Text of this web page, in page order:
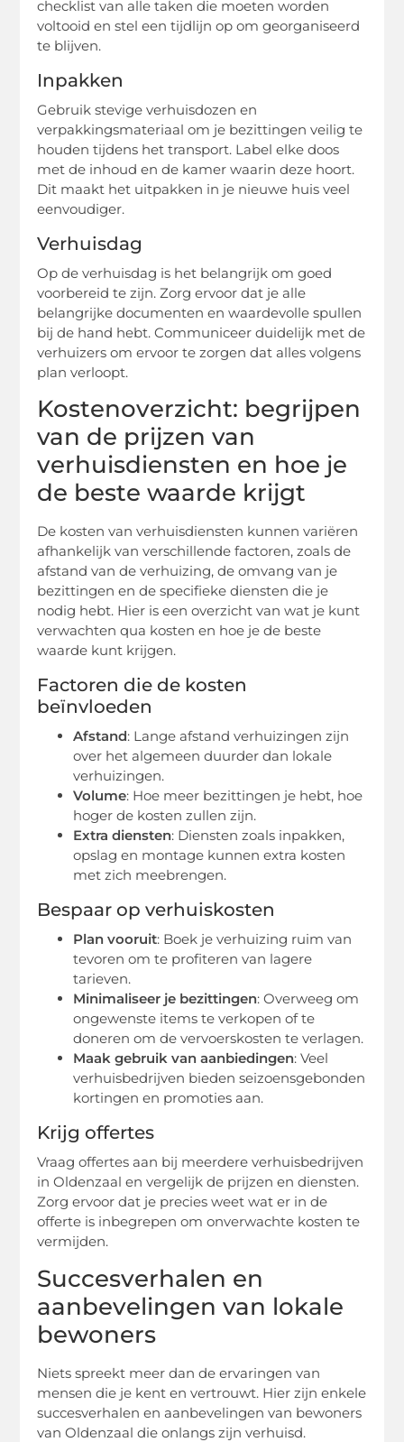
checklist van alle taken die moeten worden
voltooid en stel een tijdlijn op om georganiseerd
te blijven.
Inpakken
Gebruik stevige verhuisdozen en
verpakkingsmateriaal om je bezittingen veilig te
houden tijdens het transport. Label elke doos
met de inhoud en de kamer waarin deze hoort.
Dit maakt het uitpakken in je nieuwe huis veel
eenvoudiger.
Verhuisdag
Op de verhuisdag is het belangrijk om goed
voorbereid te zijn. Zorg ervoor dat je alle
belangrijke documenten en waardevolle spullen
bij de hand hebt. Communiceer duidelijk met de
verhuizers om ervoor te zorgen dat alles volgens
plan verloopt.
Kostenoverzicht: begrijpen
van de prijzen van
verhuisdiensten en hoe je
de beste waarde krijgt
De kosten van verhuisdiensten kunnen variëren
afhankelijk van verschillende factoren, zoals de
afstand van de verhuizing, de omvang van je
bezittingen en de specifieke diensten die je
nodig hebt. Hier is een overzicht van wat je kunt
verwachten qua kosten en hoe je de beste
waarde kunt krijgen.
Factoren die de kosten
beïnvloeden
Afstand: Lange afstand verhuizingen zijn
over het algemeen duurder dan lokale
verhuizingen.
Volume: Hoe meer bezittingen je hebt, hoe
hoger de kosten zullen zijn.
Extra diensten: Diensten zoals inpakken,
opslag en montage kunnen extra kosten
met zich meebrengen.
Bespaar op verhuiskosten
Plan vooruit: Boek je verhuizing ruim van
tevoren om te profiteren van lagere
tarieven.
Minimaliseer je bezittingen: Overweeg om
ongewenste items te verkopen of te
doneren om de vervoerskosten te verlagen.
Maak gebruik van aanbiedingen: Veel
verhuisbedrijven bieden seizoensgebonden
kortingen en promoties aan.
Krijg offertes
Vraag offertes aan bij meerdere verhuisbedrijven
in Oldenzaal en vergelijk de prijzen en diensten.
Zorg ervoor dat je precies weet wat er in de
offerte is inbegrepen om onverwachte kosten te
vermijden.
Succesverhalen en
aanbevelingen van lokale
bewoners
Niets spreekt meer dan de ervaringen van
mensen die je kent en vertrouwt. Hier zijn enkele
succesverhalen en aanbevelingen van bewoners
van Oldenzaal die onlangs zijn verhuisd.